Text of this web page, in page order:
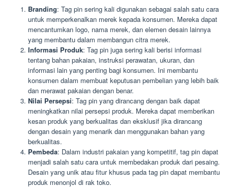
Branding: Tag pin sering kali digunakan sebagai salah satu cara
untuk memperkenalkan merek kepada konsumen. Mereka dapat
mencantumkan logo, nama merek, dan elemen desain lainnya
yang membantu dalam membangun citra merek.
Informasi Produk: Tag pin juga sering kali berisi informasi
tentang bahan pakaian, instruksi perawatan, ukuran, dan
informasi lain yang penting bagi konsumen. Ini membantu
konsumen dalam membuat keputusan pembelian yang lebih baik
dan merawat pakaian dengan benar.
Nilai Persepsi: Tag pin yang dirancang dengan baik dapat
meningkatkan nilai persepsi produk. Mereka dapat memberikan
kesan produk yang berkualitas dan eksklusif jika dirancang
dengan desain yang menarik dan menggunakan bahan yang
berkualitas.
Pembeda: Dalam industri pakaian yang kompetitif, tag pin dapat
menjadi salah satu cara untuk membedakan produk dari pesaing.
Desain yang unik atau fitur khusus pada tag pin dapat membantu
produk menonjol di rak toko.